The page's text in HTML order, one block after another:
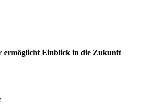
ermöglicht Einblick in die Zukunft